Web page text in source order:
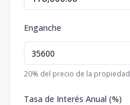
Enganche
20% del precio de la propiedad
Tasa de Interés Anual (%)